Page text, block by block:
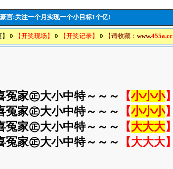
言:关注一个月实现一个小目标1个亿!
【开奖现场】 【开奖记录】 【请收藏： www.455a.cc
冤家㊣大小中特～～～ 【小小小】
冤家㊣大小中特～～～
【小小小】
冤家㊣大小中特～～～
【大大大】
冤家㊣大小中特～～～
【大大大】